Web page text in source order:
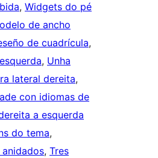
, Widgets do pé
de ancho
de cuadrícula
, Unha
lateral dereita
con idiomas de
a esquerda
do tema
, Tres